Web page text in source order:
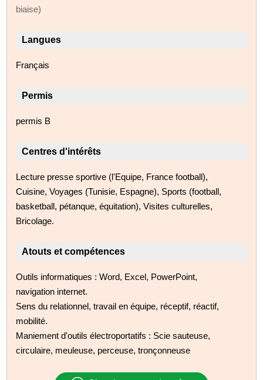
biaise)
Langues
Français
Permis
permis B
Centres d'intérêts
Lecture presse sportive (l'Equipe, France football),
Cuisine, Voyages (Tunisie, Espagne), Sports (football,
basketball, pétanque, équitation), Visites culturelles,
Bricolage.
Atouts et compétences
Outils informatiques : Word, Excel, PowerPoint,
navigation internet.
Sens du relationnel, travail en équipe, réceptif, réactif,
mobilité.
Maniement d'outils électroportatifs : Scie sauteuse,
circulaire, meuleuse, perceuse, tronçonneuse